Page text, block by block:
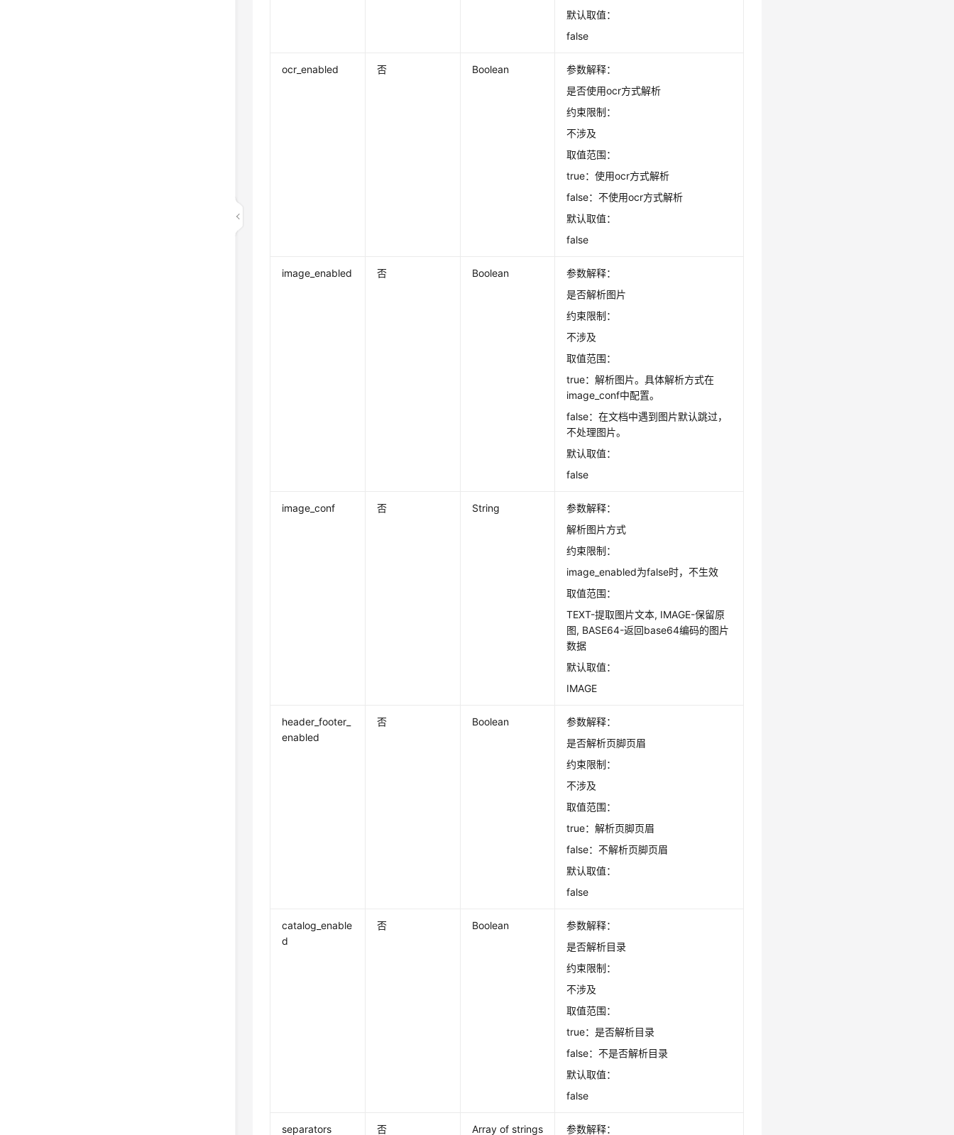
默认取值：
false
ocr_enabled 否 Boolean
参数解释：
是否使用ocr方式解析
约束限制：
不涉及
取值范围：
true：使用ocr方式解析
false：不使用ocr方式解析
默认取值：
false
image_enabled 否 Boolean
参数解释：
是否解析图片
约束限制：
不涉及
取值范围：
true：解析图片。具体解析方式在
image_conf中配置。
false：在文档中遇到图片默认跳过，
不处理图片。
默认取值：
false
image_conf 否 String
参数解释：
解析图片方式
约束限制：
image_enabled为false时，不生效
取值范围：
TEXT-提取图片文本, IMAGE-保留原
图, BASE64-返回base64编码的图片
数据
默认取值：
IMAGE
header_footer_
enabled
否 Boolean
参数解释：
是否解析页脚页眉
约束限制：
不涉及
取值范围：
true：解析页脚页眉
false：不解析页脚页眉
默认取值：
false
catalog_enable
d
否 Boolean
参数解释：
是否解析目录
约束限制：
不涉及
取值范围：
true：是否解析目录
false：不是否解析目录
默认取值：
false
separators 否 Array of strings 参数解释：